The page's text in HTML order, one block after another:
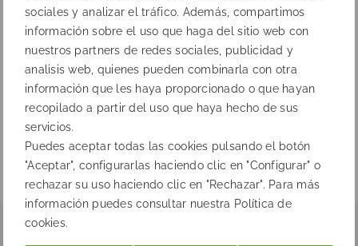
sociales y analizar el tráfico. Además, compartimos
información sobre el uso que haga del sitio web con
nuestros partners de redes sociales, publicidad y
analisis web, quienes pueden combinarla con otra
información que les haya proporcionado o que hayan
recopilado a partir del uso que haya hecho de sus
servicios.
Puedes aceptar todas las cookies pulsando el botón
"Aceptar", configurarlas haciendo clic en "Configurar" o
rechazar su uso haciendo clic en "Rechazar". Para más
información puedes consultar nuestra Política de
cookies.
Anterior